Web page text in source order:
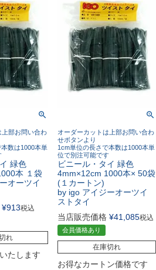
部お問い合わ
数は1000本単
緑色
本 １袋
オーツイ
¥913税込
れ
たします
オーダーカットは上部お問い合わ
せボタンより
1cm単位の長さで本数は1000本単
位で別注可能です
ビニール・タイ 緑色
4mm×12cm 1000本× 50袋
(１カートン)
by igo アイジーオーツイ
ストタイ
当店販売価格 ¥41,085税込
会員価格あり
在庫切れ
お得なカートン価格です